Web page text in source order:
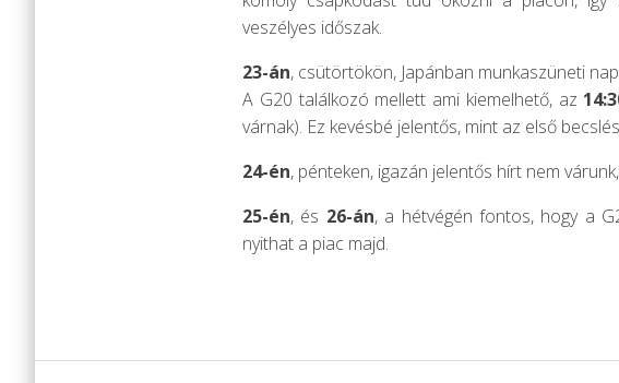
veszélyes időszak.
23-án, csütörtökön, Japánban munkaszüneti
A G20 találkozó mellett ami kiemelhető, az
várnak). Ez kevésbé jelentős, mint az első
24-én, pénteken, igazán jelentős hírt nem
25-én, és 26-án, a hétvégén fontos, hogy a
nyithat a piac majd.